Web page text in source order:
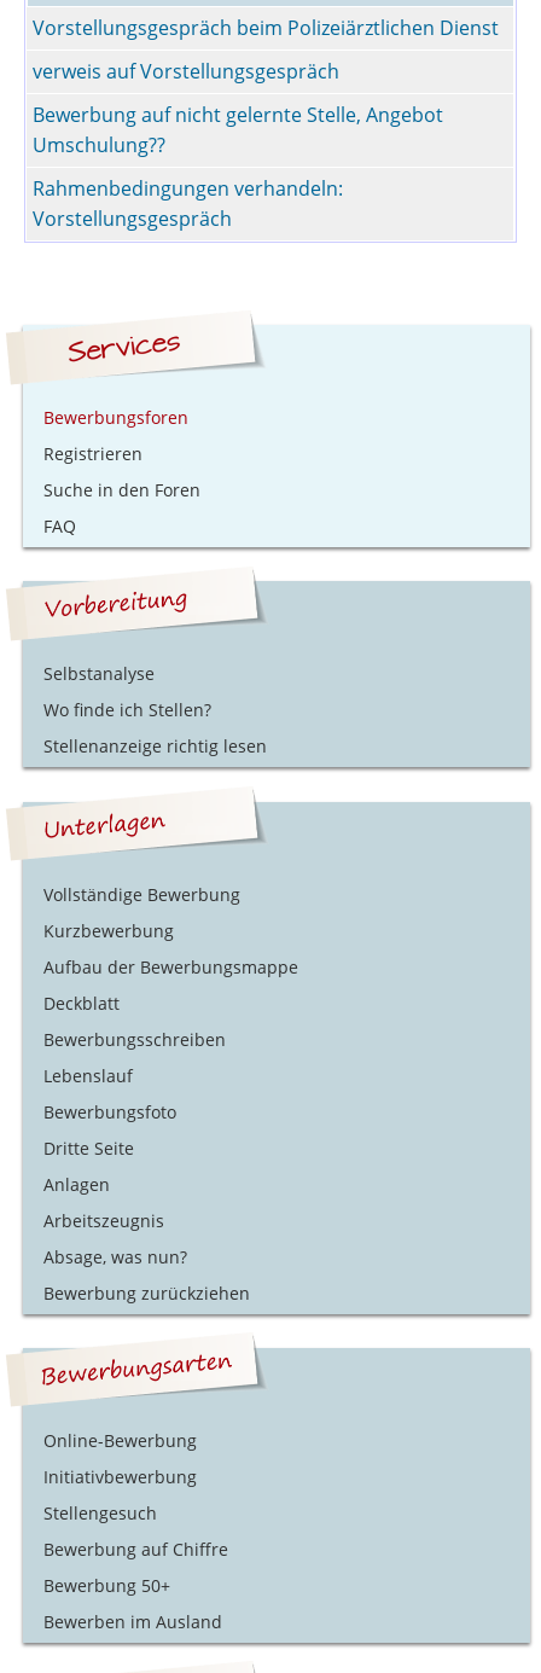
Vorstellungsgespräch beim Polizeiärztlichen Dienst
verweis auf Vorstellungsgespräch
Bewerbung auf nicht gelernte Stelle, Angebot
Umschulung??
Rahmenbedingungen verhandeln:
Vorstellungsgespräch
Bewerbungsforen
Registrieren
Suche in den Foren
FAQ
Selbstanalyse
Wo finde ich Stellen?
Stellenanzeige richtig lesen
Vollständige Bewerbung
Kurzbewerbung
Aufbau der Bewerbungsmappe
Deckblatt
Bewerbungsschreiben
Lebenslauf
Bewerbungsfoto
Dritte Seite
Anlagen
Arbeitszeugnis
Absage, was nun?
Bewerbung zurückziehen
Online-Bewerbung
Initiativbewerbung
Stellengesuch
Bewerbung auf Chiffre
Bewerbung 50+
Bewerben im Ausland